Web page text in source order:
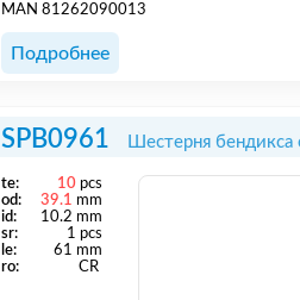
MAN 81262090013
Подробнее
SPB0961 Шестерня бендикса
te: 10 pcs
od:
39.1
mm
id:
10.2 mm
sr:
1 pcs
le:
61 mm
ro:
CR